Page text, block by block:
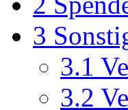
3
3.1
3.2